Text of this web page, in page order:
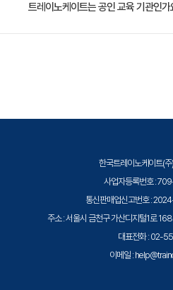
수강료는 400,000원(VAT 별도)입니다.
트레이노케이트는 공인 교육 기관인가
한국트레이노케이트(주
사업자등록번호 :
통신판매업신고번호 :
주소 : 서울시 금천구 가산디지털1로
대표전화 : 02-
이메일 :